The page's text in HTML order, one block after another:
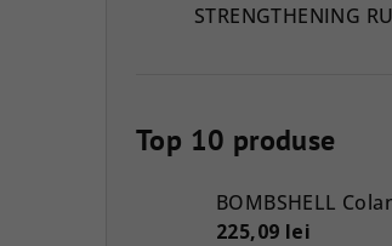
STRENGTHENING
Top 10 produse
BOMBSHELL
225,09 lei